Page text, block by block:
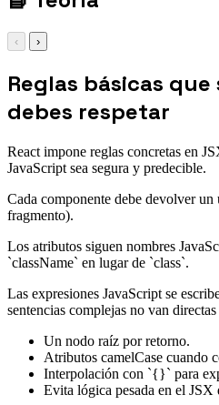
‹ ›
Reglas básicas que
debes respetar
React impone reglas concretas en
JavaScript sea segura y predecible.
Cada componente debe devolver
fragmento).
Los atributos siguen nombres
`className` en lugar de `class`.
Las expresiones JavaScript se
sentencias complejas no van
Un nodo raíz por retorno.
Atributos camelCase cuando
Interpolación con `{}` para
Evita lógica pesada en el JSX